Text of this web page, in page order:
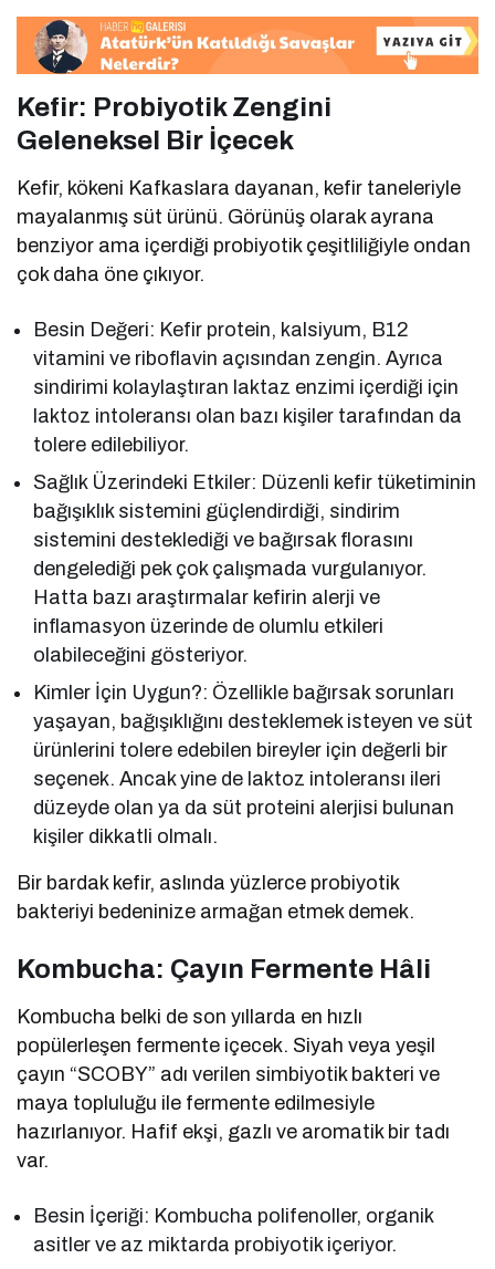
Kefir: Probiyotik Zengini
Geleneksel Bir İçecek
Kefir, kökeni Kafkaslara dayanan, kefir taneleriyle
mayalanmış süt ürünü. Görünüş olarak ayrana
benziyor ama içerdiği probiyotik çeşitliliğiyle ondan
çok daha öne çıkıyor.
Besin Değeri: Kefir protein, kalsiyum, B12
vitamini ve riboflavin açısından zengin. Ayrıca
sindirimi kolaylaştıran laktaz enzimi içerdiği için
laktoz intoleransı olan bazı kişiler tarafından da
tolere edilebiliyor.
Sağlık Üzerindeki Etkiler: Düzenli kefir tüketiminin
bağışıklık sistemini güçlendirdiği, sindirim
sistemini desteklediği ve bağırsak florasını
dengelediği pek çok çalışmada vurgulanıyor.
Hatta bazı araştırmalar kefirin alerji ve
inflamasyon üzerinde de olumlu etkileri
olabileceğini gösteriyor.
Kimler İçin Uygun?: Özellikle bağırsak sorunları
yaşayan, bağışıklığını desteklemek isteyen ve süt
ürünlerini tolere edebilen bireyler için değerli bir
seçenek. Ancak yine de laktoz intoleransı ileri
düzeyde olan ya da süt proteini alerjisi bulunan
kişiler dikkatli olmalı.
Bir bardak kefir, aslında yüzlerce probiyotik
bakteriyi bedeninize armağan etmek demek.
Kombucha: Çayın Fermente Hâli
Kombucha belki de son yıllarda en hızlı
popülerleşen fermente içecek. Siyah veya yeşil
çayın “SCOBY” adı verilen simbiyotik bakteri ve
maya topluluğu ile fermente edilmesiyle
hazırlanıyor. Hafif ekşi, gazlı ve aromatik bir tadı
var.
Besin İçeriği: Kombucha polifenoller, organik
asitler ve az miktarda probiyotik içeriyor.